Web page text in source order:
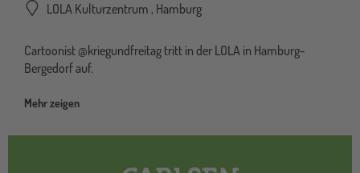
LOLA Kulturzentrum , Hamburg
Cartoonist @kriegundfreitag tritt in der LOLA in Hamburg-
Bergedorf auf.
Mehr zeigen